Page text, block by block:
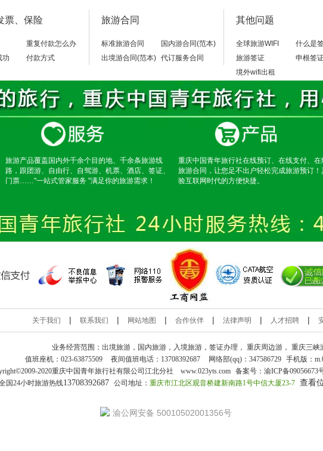
票、保险
重复付款怎么办
功
付款方式
旅游合同
标准旅游合同
国内游合同(范本)
出境游合同(范本) 代订服务合同
其他问题
全球旅游WIFI
什么是
旅游签证
申根签
境外wifi出租
旅游产品覆盖国内外千余个目的地、千余条旅游线
路，跟团游、自由行、自驾游、机票、酒店、签证、
门票……"一站式管家服务 "满足你的旅游需求！
重庆中国青年旅行社在线预订、在线支付、在
旅游合同，让您足不出户轻松完成旅游预订！
验互联网时代的方便快捷。
关于我们 | 联系我们 | 网站地图 | 合作伙伴 | 法律声明 | 人才招聘 |
业务经营范围：出境旅游，国内旅游，入境旅游，签证办理， 重庆周边游 ， 重庆三峡
值班座机： 023-63875509 夜间值班电话：13708392687 网络部(qq)： 347586729 手机版：
2020重庆中国青年旅行社有限公司江北分社 www.023yts.com 备案号： 渝ICP备09056673
国24小时旅游热线13708392687 公司地址： 重庆市江北区观音桥建新南路1号中信大厦23-7 查看
渝公网安备 50010502001356号